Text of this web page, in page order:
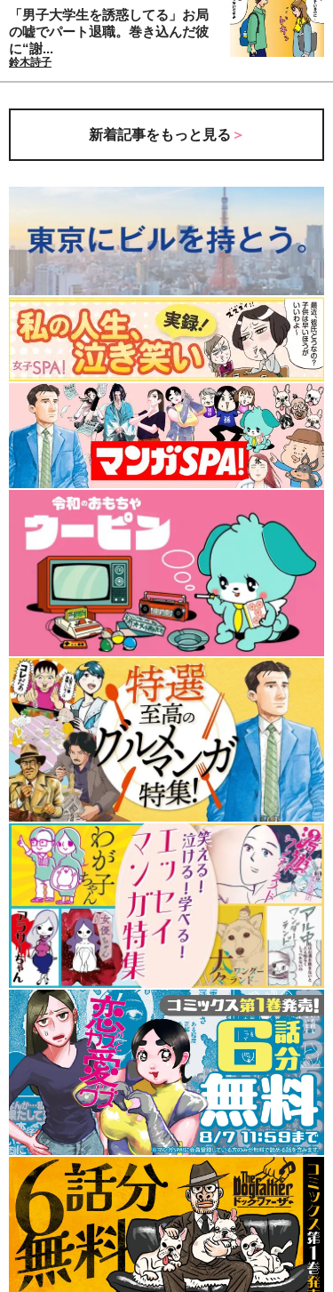
「男子大学生を誘惑してる」お局
の嘘でパート退職。巻き込んだ彼
に“謝...
鈴木詩子
新着記事をもっと見る